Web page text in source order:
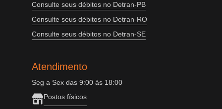
Consulte seus débitos no Detran-PB
Consulte seus débitos no Detran-RO
Consulte seus débitos no Detran-SE
Atendimento
Seg a Sex das 9:00 às 18:00
Postos físicos